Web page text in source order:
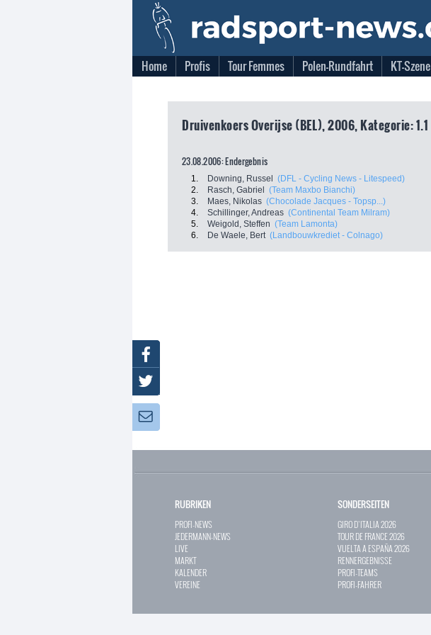
Home Profis Tour Femmes Polen-Rundfahrt KT-Szene
Druivenkoers Overijse (BEL), 2006, Kategorie: 1.1
23.08.2006: Endergebnis
1. Downing, Russel (DFL - Cycling News - Litespeed)
2.
Rasch, Gabriel (Team Maxbo Bianchi)
3.
Maes, Nikolas (Chocolade Jacques - Topsp...)
4.
Schillinger, Andreas (Continental Team Milram)
5.
Weigold, Steffen (Team Lamonta)
6.
De Waele, Bert (Landbouwkrediet - Colnago)
RUBRIKEN
PROFI-NEWS
JEDERMANN-NEWS
LIVE
MARKT
KALENDER
VEREINE
SONDERSEITEN
GIRO D`ITALIA 2026
TOUR DE FRANCE 2026
VUELTA A ESPAÑA 2026
RENNERGEBNISSE
PROFI-TEAMS
PROFI-FAHRER